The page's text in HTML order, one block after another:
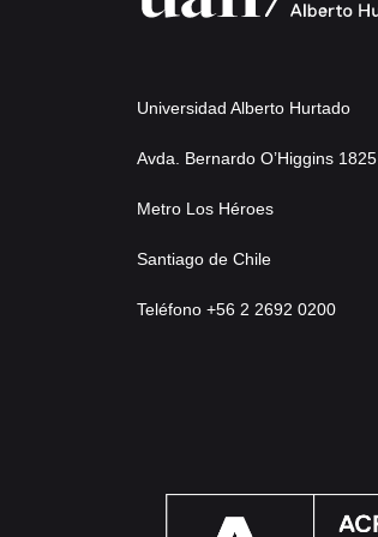
Universidad Alberto Hurtado
Avda. Bernardo O’Higgins 1825
Metro Los Héroes
Santiago de Chile
Teléfono +56 2 2692 0200